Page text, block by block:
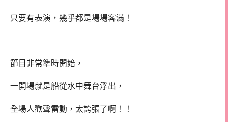
只要有表演，幾乎都是場場客滿！
節目非常準時開始，
一開場就是船從水中舞台浮出，
全場人歡聲雷動，太誇張了啊！！